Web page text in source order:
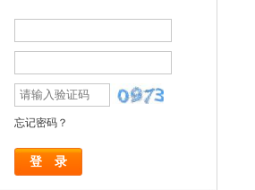
忘记密码？